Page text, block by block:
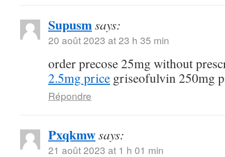
Supusmsays:
20 août 2023 at 23 h 35 min
order precose 25mg without
2.5mg price griseofulvin 250mg
Répondre
Pxqkmwsays:
21 août 2023 at 1 h 01 min